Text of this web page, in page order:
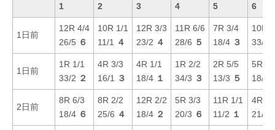
1 2 3 4 5 6
1日前
12R 4/4
26/5 ６
10R 1/1
11/1
４
12R 3/3
23/2 ４
11R 6/6
28/6 ５
7R 3/4
18/4 ３
10R
33/6
1日前
1R 1/1
33/2 ２
4R 3/3
16/1
３
4R 1/1
18/4 １
1R 2/2
34/3 ３
2R 5/5
13/3 ５
5R 5/
18/4
2日前
8R 6/3
18/4 ６
8R 2/2
25/6 ４
12R 2/2
18/4 ２
5R 3/3
20/3 ６
11R 1/1
11/2 １
4R 3/
21/3